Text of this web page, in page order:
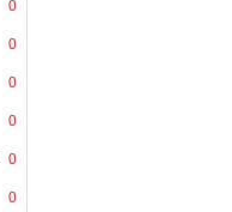
0
0
0
0
0
0